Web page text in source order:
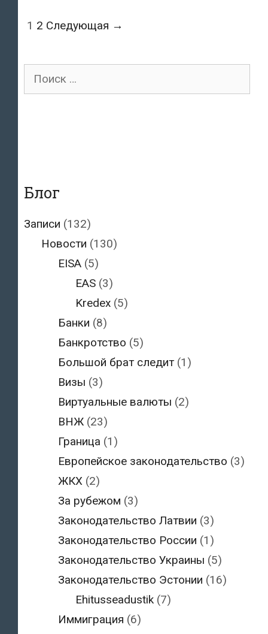
Навигация
1 2 Следующая →
Поиск
Блог
Записи (132)
Новости (130)
EISA (5)
EAS(3)
Kredex(5)
Банки (8)
Банкротство (5)
Большой брат следит (1)
Визы (3)
Виртуальные валюты (2)
ВНЖ (23)
Граница (1)
Европейское законодательство (3)
ЖКХ (2)
За рубежом (3)
Законодательство Латвии (3)
Законодательство России (1)
Законодательство Украины (5)
Законодательство Эстонии (16)
Ehitusseadustik(7)
Иммиграция (6)